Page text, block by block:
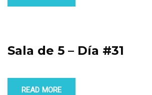
Sala de 5 – Día #31
READ MORE